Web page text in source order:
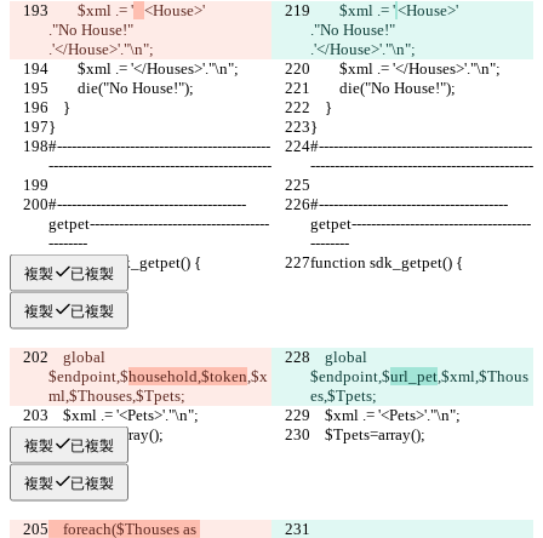
    	$xml .= '
<House>'
."No House!"
.'</House>'."\n";
    	$xml .= '
<House>'
."No House!"
.'</House>'."\n";
    	$xml .= '</Houses>'."\n";
    	$xml .= '</Houses>'."\n";
    	die("No House!");
    	die("No House!");
    }
    }
}
}
#--------------------------------------------
----------------------------------------------
#--------------------------------------------
----------------------------------------------
#---------------------------------------
getpet-------------------------------------
--------
#---------------------------------------
getpet-------------------------------------
--------
function sdk_getpet() {
function sdk_getpet() {
複製 已複製
複製 已複製
$endpoint,$household,$token,$x
ml,$Thouses,$Tpets;
$endpoint,$url_pet,$xml,$Thous
es,$Tpets;
    $xml .= '<Pets>'."\n";
    $xml .= '<Pets>'."\n";
    $Tpets=array();
    $Tpets=array();
複製 已複製
複製 已複製